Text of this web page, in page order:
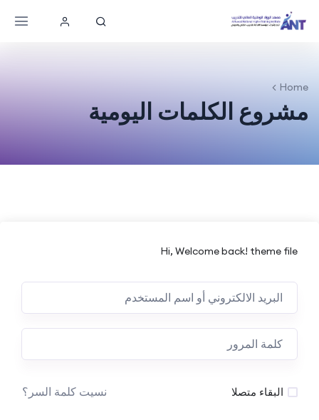
Home
مشروع الكلمات اليومية
Hi, Welcome back! theme file
البقاء متصلا نسيت كلمة السر؟